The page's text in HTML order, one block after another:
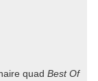
quad Best Of